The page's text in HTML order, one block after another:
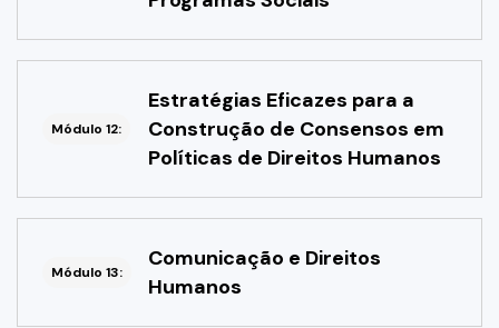
Módulo 12:
Estratégias Eficazes para a
Construção de Consensos em
Políticas de Direitos Humanos
Módulo 13:
Comunicação e Direitos
Humanos